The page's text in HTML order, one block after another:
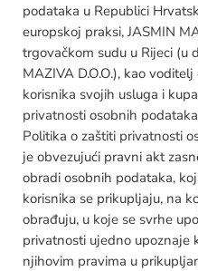
podataka u Republici
europskoj praksi, JASMIN
trgovačkom sudu u Rijeci (u
MAZIVA D.O.O.), kao
korisnika svojih usluga i
privatnosti osobnih
Politika o zaštiti privatnosti
je obvezujući pravni akt
obradi osobnih podataka,
korisnika se prikupljaju, na
obrađuju, u koje se svrhe
privatnosti ujedno upoznaje
njihovim pravima u